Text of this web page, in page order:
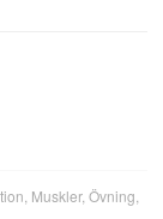
Muskler,Övning